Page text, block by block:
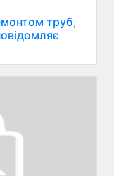
труб,